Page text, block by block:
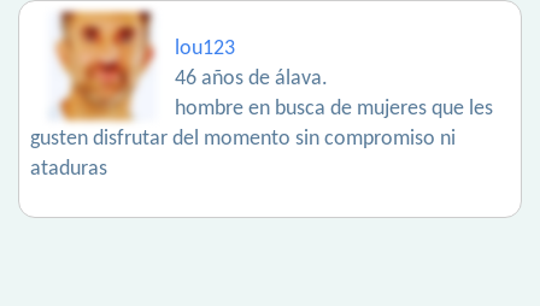
lou123
46 años de álava.
hombre en busca de mujeres que les
gusten disfrutar del momento sin compromiso ni
ataduras